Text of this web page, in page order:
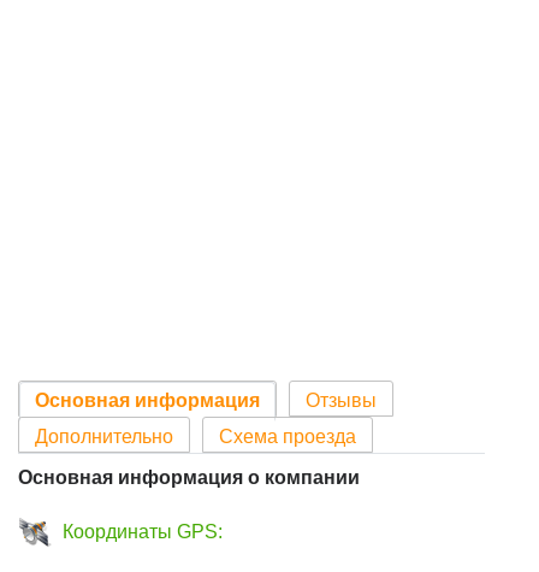
Основная информация
Отзывы
Дополнительно
Схема проезда
Основная информация о компании
Координаты GPS: